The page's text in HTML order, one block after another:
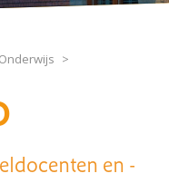
Onderwijs
en -